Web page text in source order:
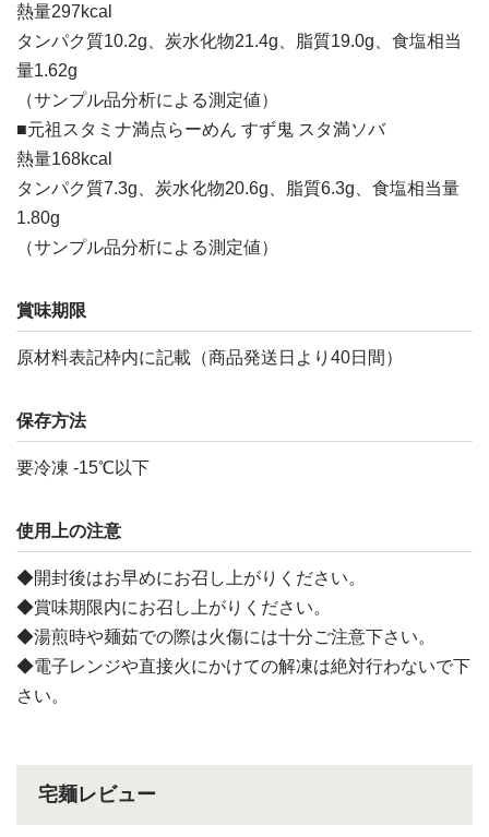
熱量297kcal
タンパク質10.2g、炭水化物21.4g、脂質19.0g、食塩相当
量1.62g
（サンプル品分析による測定値）
■元祖スタミナ満点らーめん すず鬼 スタ満ソバ
熱量168kcal
タンパク質7.3g、炭水化物20.6g、脂質6.3g、食塩相当量
1.80g
（サンプル品分析による測定値）
賞味期限
原材料表記枠内に記載（商品発送日より40日間）
保存方法
要冷凍 -15℃以下
使用上の注意
◆開封後はお早めにお召し上がりください。
◆賞味期限内にお召し上がりください。
◆湯煎時や麺茹での際は火傷には十分ご注意下さい。
◆電子レンジや直接火にかけての解凍は絶対行わないで下
さい。
宅麺レビュー